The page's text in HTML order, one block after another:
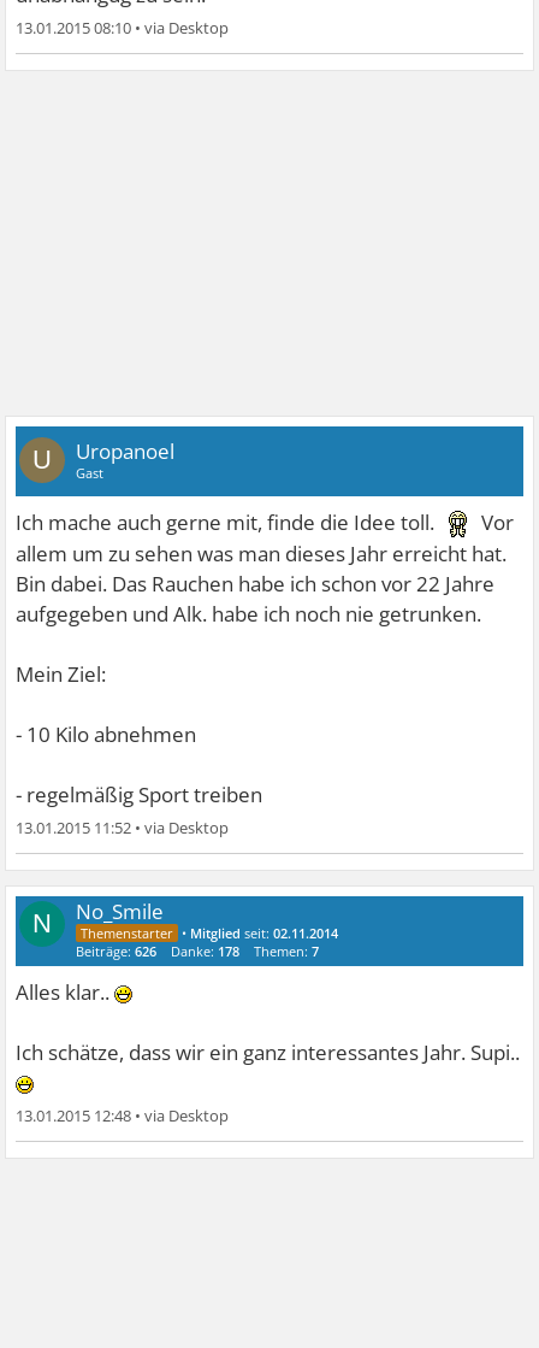
13.01.2015 08:10 •
U Uropanoel
Gast
Ich mache auch gerne mit, finde die Idee toll.
Vor
allem um zu sehen was man dieses Jahr erreicht hat.
Bin dabei. Das Rauchen habe ich schon vor 22 Jahre
aufgegeben und Alk. habe ich noch nie getrunken.
Mein Ziel:
- 10 Kilo abnehmen
- regelmäßig Sport treiben
13.01.2015 11:52 •
N No_Smile
• Mitglied seit:02.11.2014
Beiträge:626 Danke: 178 Themen:7
Alles klar..
Ich schätze, dass wir ein ganz interessantes Jahr. Supi..
13.01.2015 12:48 •